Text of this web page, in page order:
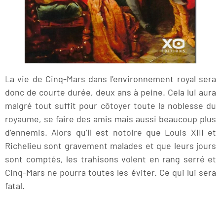
La vie de Cinq-Mars dans l’environnement royal sera
donc de courte durée, deux ans à peine. Cela lui aura
malgré tout suffit pour côtoyer toute la noblesse du
royaume, se faire des amis mais aussi beaucoup plus
d’ennemis. Alors qu’il est notoire que Louis XIII et
Richelieu sont gravement malades et que leurs jours
sont comptés, les trahisons volent en rang serré et
Cinq-Mars ne pourra toutes les éviter. Ce qui lui sera
fatal.